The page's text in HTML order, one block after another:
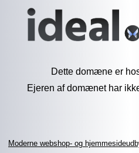
Dette domæne er
Ejeren af domænet har
Moderne webshop- og